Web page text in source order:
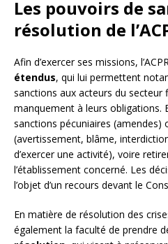
Les pouvoirs de
résolution de
Afin d’exercer ses missions,
étendus, qui lui permettent
sanctions aux acteurs du secteur
manquement à leurs obligations.
sanctions pécuniaires (amendes)
(avertissement, blâme,
d’exercer une activité), voire
l’établissement concerné. Les
l’objet d’un recours devant le
En matière de résolution des
également la faculté de prendre